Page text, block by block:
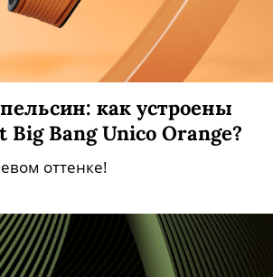
как устроены
Bang Unico Orange?
оттенке!